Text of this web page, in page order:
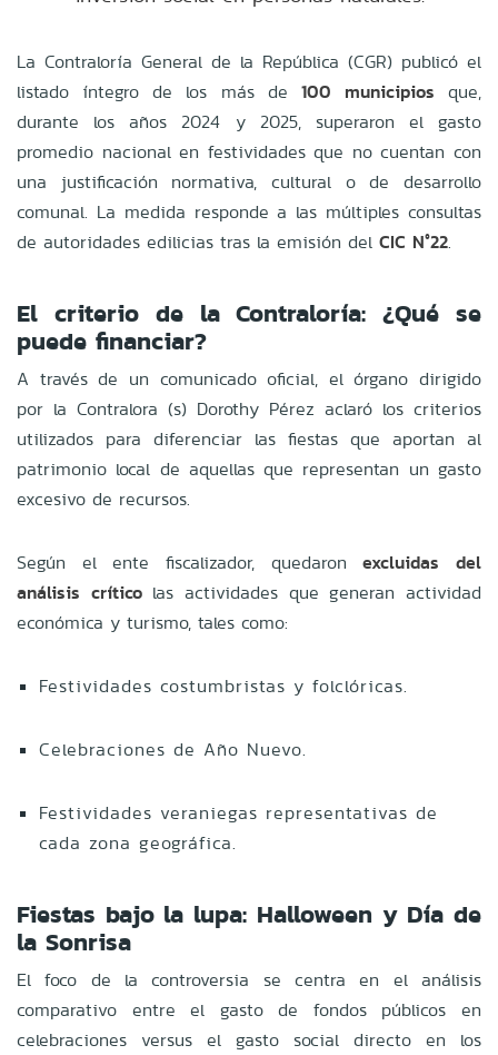
La Contraloría General de la República (CGR) publicó el
listado íntegro de los más de 100 municipios que,
durante los años 2024 y 2025, superaron el gasto
promedio nacional en festividades que no cuentan con
una justificación normativa, cultural o de desarrollo
comunal. La medida responde a las múltiples consultas
de autoridades edilicias tras la emisión del CIC N°22.
El criterio de la Contraloría: ¿Qué se
puede financiar?
A través de un comunicado oficial, el órgano dirigido
por la Contralora (s) Dorothy Pérez aclaró los criterios
utilizados para diferenciar las fiestas que aportan al
patrimonio local de aquellas que representan un gasto
excesivo de recursos.
Según el ente fiscalizador, quedaronexcluidas del
análisis críticolas actividades que generan actividad
económica y turismo, tales como:
Festividades costumbristas y folclóricas.
Celebraciones de Año Nuevo.
Festividades veraniegas representativas de
cada zona geográfica.
Fiestas bajo la lupa: Halloween y Día de
la Sonrisa
El foco de la controversia se centra en el análisis
comparativo entre el gasto de fondos públicos en
celebraciones versus el gasto social directo en los